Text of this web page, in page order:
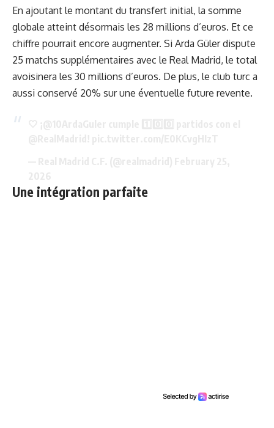
En ajoutant le montant du transfert initial, la somme
globale atteint désormais les 28 millions d’euros. Et ce
chiffre pourrait encore augmenter. Si Arda Güler dispute
25 matchs supplémentaires avec le Real Madrid, le total
avoisinera les 30 millions d’euros. De plus, le club turc a
aussi conservé 20% sur une éventuelle future revente.
Une intégration parfaite